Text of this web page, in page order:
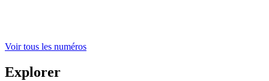
Voir tous les numéros
Explorer